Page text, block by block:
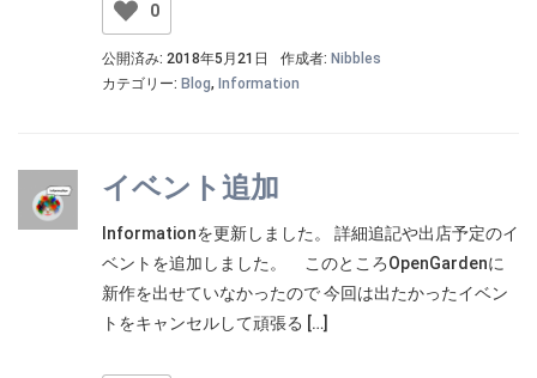
0
公開済み: 2018年5月21日 作成者: Nibbles
カテゴリー: Blog, Information
イベント追加
Informationを更新しました。 詳細追記や出店予定のイ
ベントを追加しました。 このところOpenGardenに
新作を出せていなかったので 今回は出たかったイベン
トをキャンセルして頑張る […]